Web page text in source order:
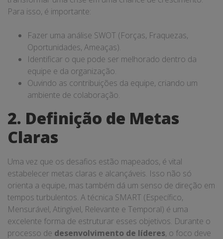
Para isso, é importante:
Fazer uma análise SWOT (Forças, Fraquezas,
Oportunidades, Ameaças).
Identificar o que pode ser melhorado dentro da
equipe e da organização.
Ouvindo as contribuições da equipe, criando um
ambiente de colaboração.
2. Definição de Metas
Claras
Uma vez que os desafios estão mapeados, é vital
estabelecer metas claras e alcançáveis. Isso não só
orienta a equipe, mas também dá um senso de direção em
tempos turbulentos. A técnica SMART (Específico,
Mensurável, Atingível, Relevante e Temporal) é uma
excelente forma de estruturar esses objetivos. Durante o
processo de desenvolvimento de líderes, o foco deve